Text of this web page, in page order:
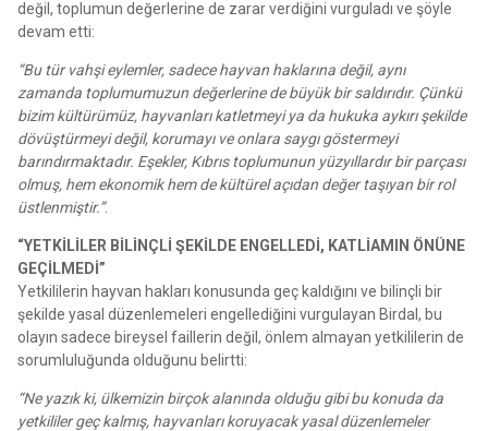
değil, toplumun değerlerine de zarar verdiğini vurguladı ve şöyle
devam etti:
“Bu tür vahşi eylemler, sadece hayvan haklarına değil, aynı
zamanda toplumumuzun değerlerine de büyük bir saldırıdır. Çünkü
bizim kültürümüz, hayvanları katletmeyi ya da hukuka aykırı şekilde
dövüştürmeyi değil, korumayı ve onlara saygı göstermeyi
barındırmaktadır. Eşekler, Kıbrıs toplumunun yüzyıllardır bir parçası
olmuş, hem ekonomik hem de kültürel açıdan değer taşıyan bir rol
üstlenmiştir.”.
“YETKİLİLER BİLİNÇLİ ŞEKİLDE ENGELLEDİ, KATLİAMIN ÖNÜNE
GEÇİLMEDİ”
Yetkililerin hayvan hakları konusunda geç kaldığını ve bilinçli bir
şekilde yasal düzenlemeleri engellediğini vurgulayan Birdal, bu
olayın sadece bireysel faillerin değil, önlem almayan yetkililerin de
sorumluluğunda olduğunu belirtti:
“Ne yazık ki, ülkemizin birçok alanında olduğu gibi bu konuda da
yetkililer geç kalmış, hayvanları koruyacak yasal düzenlemeler